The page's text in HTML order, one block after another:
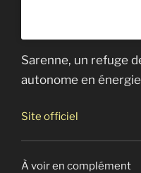
Sarenne, un refuge
autonome en
Site officiel
À voir en complément